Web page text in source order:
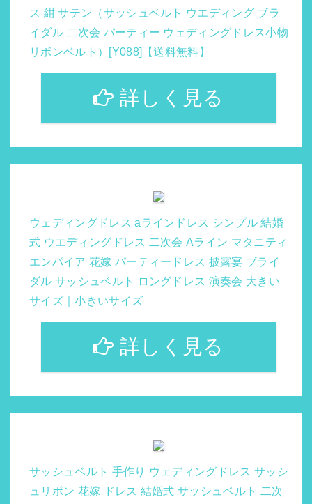
ス 紺 サテン（サッシュベルト ウエディング ブラ
イダル 二次会 パーティー ウェディングドレス小物
リボンベルト）[Y088]【送料無料】
詳しく見る
ウェディングドレス aラインドレス シンプル 結婚
式 ウエディングドレス 二次会 Aライン マタニティ
エンパイア 花嫁 パーティードレス 披露宴 ブライ
ダル サッシュベルト ロングドレス 演奏会 大きい
サイズ｜小きいサイズ
詳しく見る
サッシュベルト 手作り ウェディングドレス サッシ
ュリボン 花嫁 ドレス 結婚式 サッシュベルト 二次